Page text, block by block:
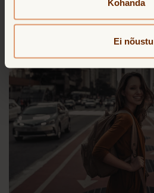
Kohanda
Ei nõustu